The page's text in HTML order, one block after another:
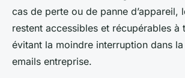
cas de perte ou de panne d’appareil,
restent accessibles et récupérables à
évitant la moindre interruption dans
emails entreprise.